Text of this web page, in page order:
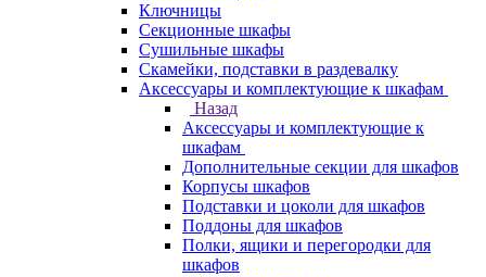
Ключницы
Секционные шкафы
Сушильные шкафы
Скамейки, подставки в раздевалку
Аксессуары и комплектующие к шкафам
Назад
Аксессуары и комплектующие к
шкафам
Дополнительные секции для шкафов
Корпусы шкафов
Подставки и цоколи для шкафов
Поддоны для шкафов
Полки, ящики и перегородки для
шкафов